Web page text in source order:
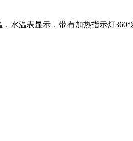
水温表显示，带有加热指示灯